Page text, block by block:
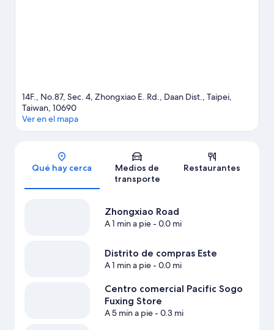
14F., No.87, Sec. 4, Zhongxiao E. Rd., Daan Dist., Taipei,
Taiwan, 10690
Ver en el mapa
Qué hay cerca
Medios de
transporte
Restaurantes
Zhongxiao Road
A 1 min a pie- 0.0 mi
Distrito de compras Este
A 1 min a pie- 0.0 mi
Centro comercial Pacific Sogo
Fuxing Store
A 5 min a pie- 0.3 mi